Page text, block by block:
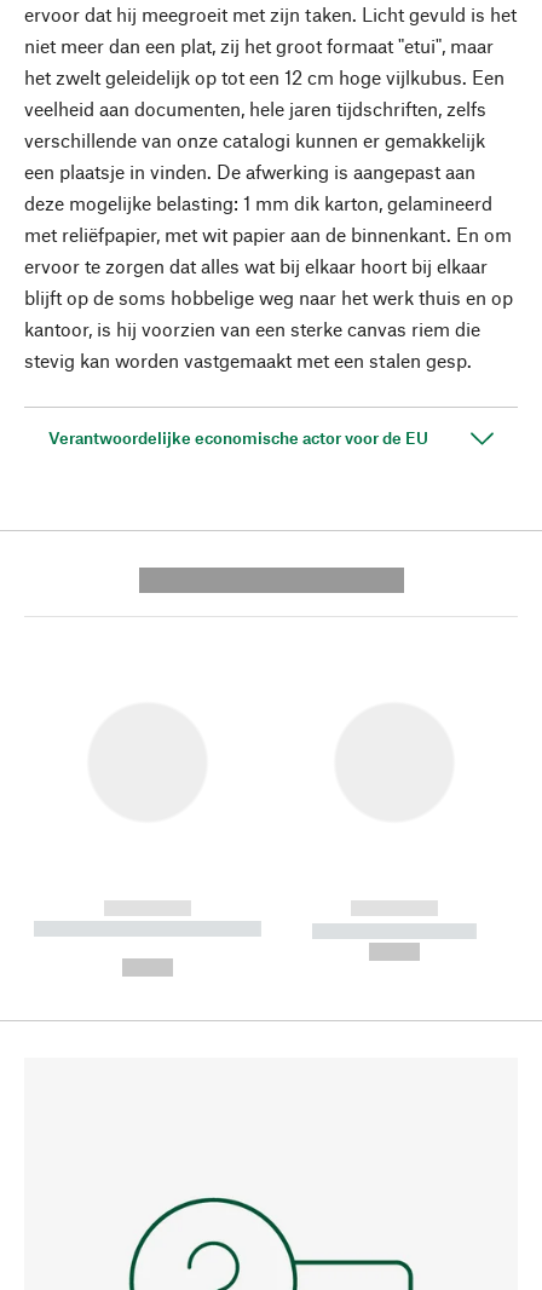
ervoor dat hij meegroeit met zijn taken. Licht gevuld is het
niet meer dan een plat, zij het groot formaat "etui", maar
het zwelt geleidelijk op tot een 12 cm hoge vijlkubus. Een
veelheid aan documenten, hele jaren tijdschriften, zelfs
verschillende van onze catalogi kunnen er gemakkelijk
een plaatsje in vinden. De afwerking is aangepast aan
deze mogelijke belasting: 1 mm dik karton, gelamineerd
met reliëfpapier, met wit papier aan de binnenkant. En om
ervoor te zorgen dat alles wat bij elkaar hoort bij elkaar
blijft op de soms hobbelige weg naar het werk thuis en op
kantoor, is hij voorzien van een sterke canvas riem die
stevig kan worden vastgemaakt met een stalen gesp.
Verantwoordelijke economische actor voor de EU
------------
----------- ----------- --------
------------
----------- -----------